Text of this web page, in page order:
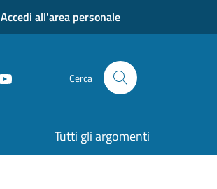
Accedi all'area personale
Cerca
Tutti gli argomenti